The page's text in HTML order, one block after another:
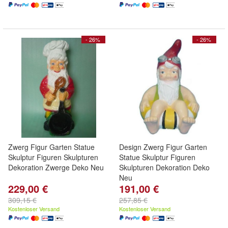
- 26%
Zwerg Figur Garten Statue
Skulptur Figuren Skulpturen
Dekoration Zwerge Deko Neu
229,00 €
309,15 €
Kostenloser Versand
- 26%
Design Zwerg Figur Garten
Statue Skulptur Figuren
Skulpturen Dekoration Deko
Neu
191,00 €
257,85 €
Kostenloser Versand